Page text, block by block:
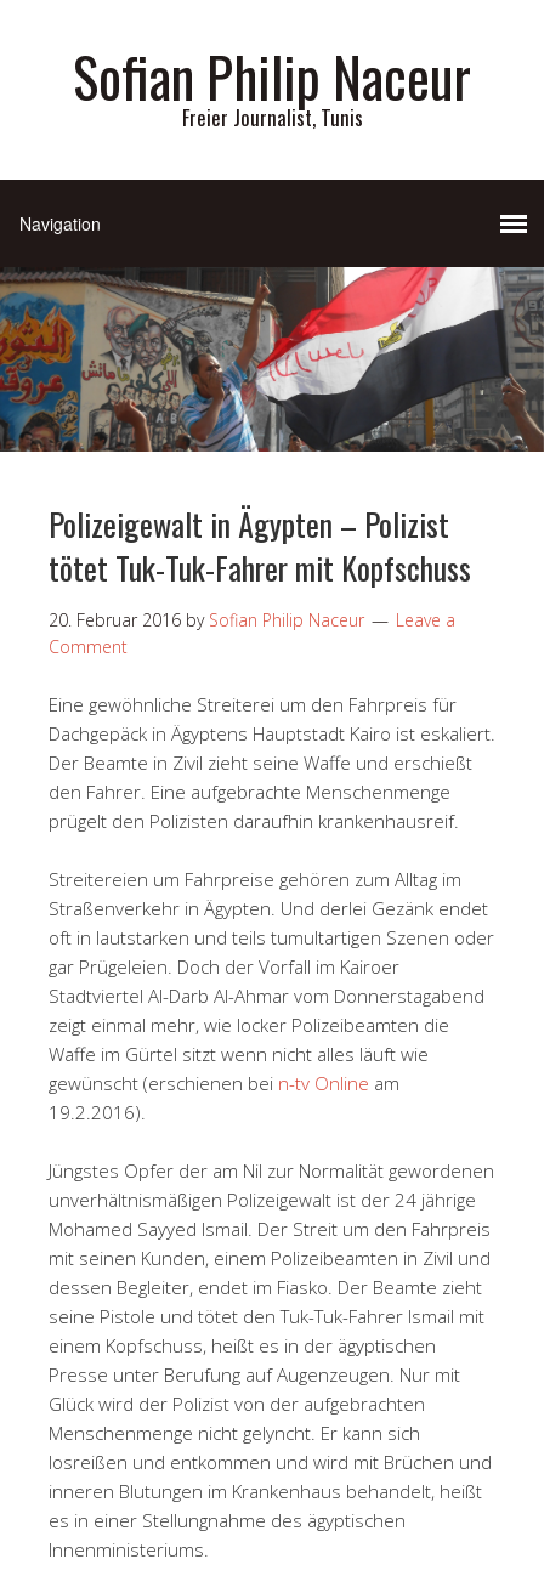
Sofian Philip Naceur
Freier Journalist, Tunis
Polizeigewalt in Ägypten – Polizist
tötet Tuk-Tuk-Fahrer mit Kopfschuss
20. Februar 2016 by Sofian Philip Naceur
Leave a
Comment
Eine gewöhnliche Streiterei um den Fahrpreis für
Dachgepäck in Ägyptens Hauptstadt Kairo ist eskaliert.
Der Beamte in Zivil zieht seine Waffe und erschießt
den Fahrer. Eine aufgebrachte Menschenmenge
prügelt den Polizisten daraufhin krankenhausreif.
Streitereien um Fahrpreise gehören zum Alltag im
Straßenverkehr in Ägypten. Und derlei Gezänk endet
oft in lautstarken und teils tumultartigen Szenen oder
gar Prügeleien. Doch der Vorfall im Kairoer
Stadtviertel Al-Darb Al-Ahmar vom Donnerstagabend
zeigt einmal mehr, wie locker Polizeibeamten die
Waffe im Gürtel sitzt wenn nicht alles läuft wie
gewünscht (erschienen bei n-tv Online am
19.2.2016).
Jüngstes Opfer der am Nil zur Normalität gewordenen
unverhältnismäßigen Polizeigewalt ist der 24 jährige
Mohamed Sayyed Ismail. Der Streit um den Fahrpreis
mit seinen Kunden, einem Polizeibeamten in Zivil und
dessen Begleiter, endet im Fiasko. Der Beamte zieht
seine Pistole und tötet den Tuk-Tuk-Fahrer Ismail mit
einem Kopfschuss, heißt es in der ägyptischen
Presse unter Berufung auf Augenzeugen. Nur mit
Glück wird der Polizist von der aufgebrachten
Menschenmenge nicht gelyncht. Er kann sich
losreißen und entkommen und wird mit Brüchen und
inneren Blutungen im Krankenhaus behandelt, heißt
es in einer Stellungnahme des ägyptischen
Innenministeriums.